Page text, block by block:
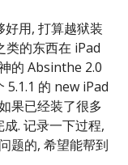
好用, 打算越狱装
类的东西在 iPad
的 Absinthe 2.0
5.1.1 的 new iPad
果已经装了很多
. 记录一下过程,
题的, 希望能帮到